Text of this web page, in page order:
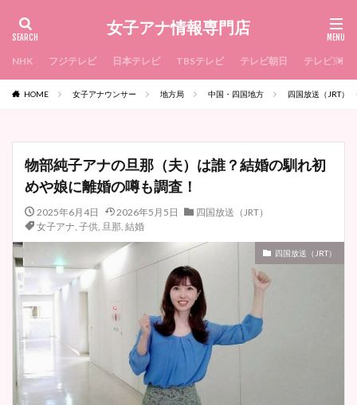
女子アナ情報専門店
NHK フジテレビ 日本テレビ TBSテレビ テレビ朝日 テレビ東京
HOME 女子アナウンサー 地方局 中国・四国地方 四国放送（JRT）
物部純子アナの旦那（夫）は誰？結婚の馴れ初
めや娘に離婚の噂も調査！
2025年6月4日 2026年5月5日
四国放送（JRT）
女子アナ, 子供, 旦那, 結婚
四国放送（JRT）